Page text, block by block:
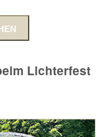
Lichterfest